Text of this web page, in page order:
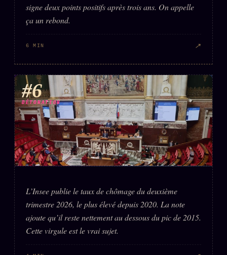
signe deux points positifs après trois ans. On appelle
ça un rebond.
6 MIN ↗
#6
DÉTONATION
L’Insee publie le taux de chômage du deuxième
trimestre 2026, le plus élevé depuis 2020. La note
ajoute qu’il reste nettement au dessous du pic de 2015.
Cette virgule est le vrai sujet.